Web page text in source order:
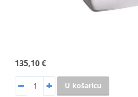
135,10 €
U košaricu